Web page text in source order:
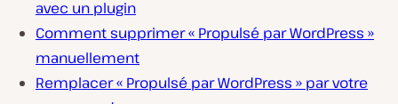
avec un plugin
Comment supprimer « Propulsé par WordPress »
manuellement
Remplacer « Propulsé par WordPress » par votre